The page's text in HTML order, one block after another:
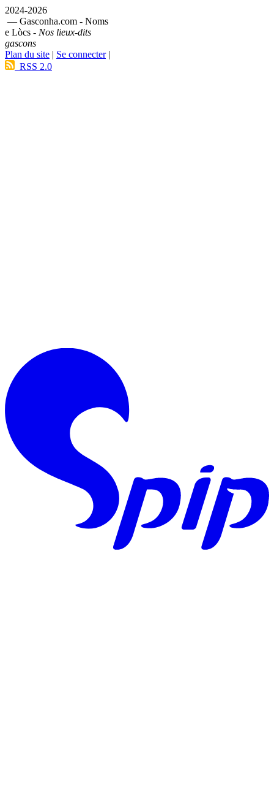
2024-2026
— Gasconha.com - Noms
e Lòcs - Nos lieux-dits
gascons
Plan du site | Se connecter|
RSS 2.0